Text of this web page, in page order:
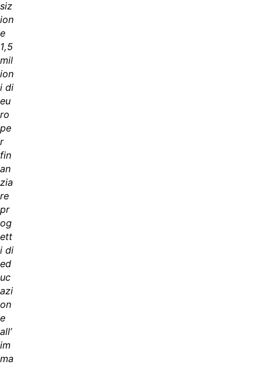
siz
ion
e
1,5
mil
ion
i di
eu
ro
pe
r
fin
an
zia
re
pr
og
ett
i di
ed
uc
azi
on
e
all’
im
ma